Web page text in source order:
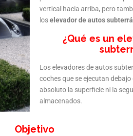
vertical hacia arriba, pero
loselevador de autos
¿Qué es un
Los elevadores de autos
coches que se ejecutan
absoluto la superficie ni la
almacenados.
Objetivo